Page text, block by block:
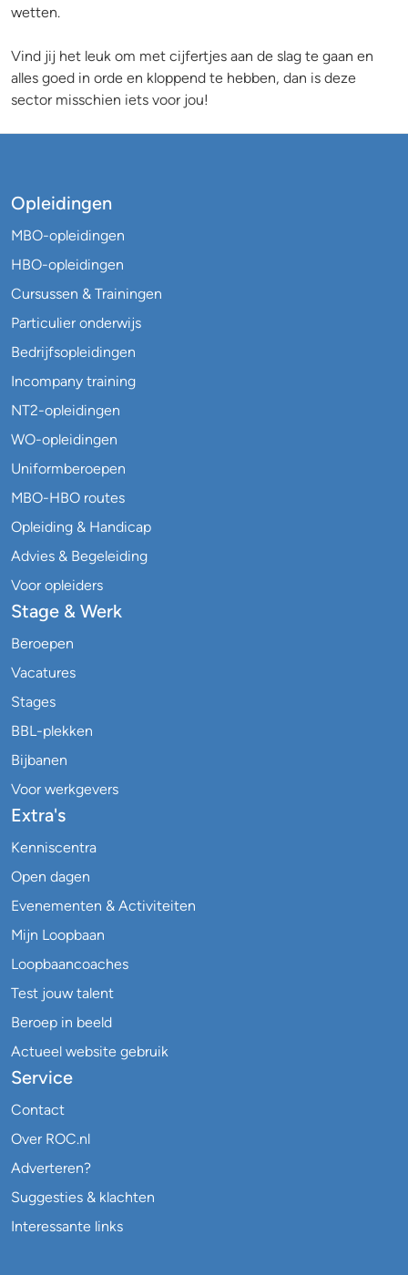
wetten.
Vind jij het leuk om met cijfertjes aan de slag te gaan en
alles goed in orde en kloppend te hebben, dan is deze
sector misschien iets voor jou!
Opleidingen
MBO-opleidingen
HBO-opleidingen
Cursussen & Trainingen
Particulier onderwijs
Bedrijfsopleidingen
Incompany training
NT2-opleidingen
WO-opleidingen
Uniformberoepen
MBO-HBO routes
Opleiding & Handicap
Advies & Begeleiding
Voor opleiders
Stage & Werk
Beroepen
Vacatures
Stages
BBL-plekken
Bijbanen
Voor werkgevers
Extra's
Kenniscentra
Open dagen
Evenementen & Activiteiten
Mijn Loopbaan
Loopbaancoaches
Test jouw talent
Beroep in beeld
Actueel website gebruik
Service
Contact
Over ROC.nl
Adverteren?
Suggesties & klachten
Interessante links